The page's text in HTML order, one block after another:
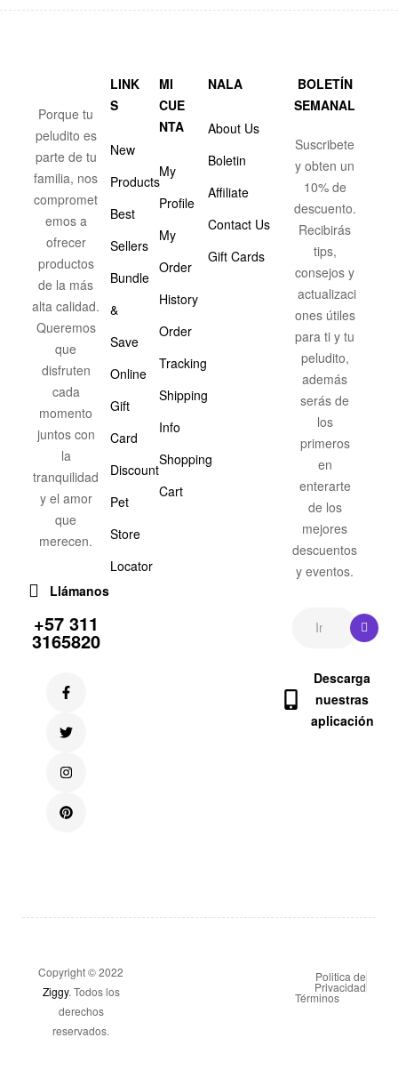
Porque tu
peludito es
parte de tu
familia, nos
compromet
emos a
ofrecer
productos
de la más
alta calidad.
Queremos
que
disfruten
cada
momento
juntos con
la
tranquilidad
y el amor
que
merecen.
Llámanos
+57 311
3165820
LINK
S
New
Products
Best
Sellers
Bundle
&
Save
Online
Gift
Card
Discount
Pet
Store
Locator
MI
CUE
NTA
My
Profile
My
Order
History
Order
Tracking
Shipping
Info
Shopping
Cart
NALA
About Us
Boletin
Affiliate
Contact Us
Gift Cards
BOLETÍN
SEMANAL
Suscribete
y obten un
10% de
descuento.
Recibirás
tips,
consejos y
actualizaci
ones útiles
para ti y tu
peludito,
además
serás de
los
primeros
en
enterarte
de los
mejores
descuentos
y eventos.
Descarga
nuestras
aplicación
Copyright © 2022
Ziggy. Todos los
derechos
reservados.
Politica de
Privacidad
Términos